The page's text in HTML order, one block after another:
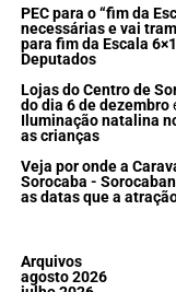
PEC para o “fim da
necessárias e vai
para fim da Escala
Deputados
Lojas do Centro de
do dia 6 de dezembro
Iluminação natalina
as crianças
Veja por onde a
Sorocaba -
as datas que a
Arquivos
agosto 2026